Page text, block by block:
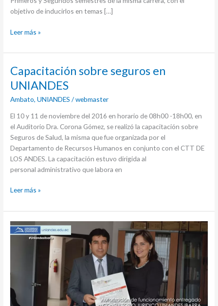
objetivo de inducirlos en temas […]
Leer más »
Capacitación sobre seguros en
UNIANDES
Ambato,UNIANDES /webmaster
El 10 y 11 de noviembre del 2016 en horario de 08h00 -18h00, en
el Auditorio Dra. Corona Gómez, se realizó la capacitación sobre
Seguros de Salud, la misma que fue organizada por el
Departamento de Recursos Humanos en conjunto con el CTT DE
LOS ANDES. La capacitación estuvo dirigida al
personal administrativo que labora en
Capacitación
sobre
seguros
en
Leer más »
Autorización
de
Funcionamiento
Gratuito
UNIANDES